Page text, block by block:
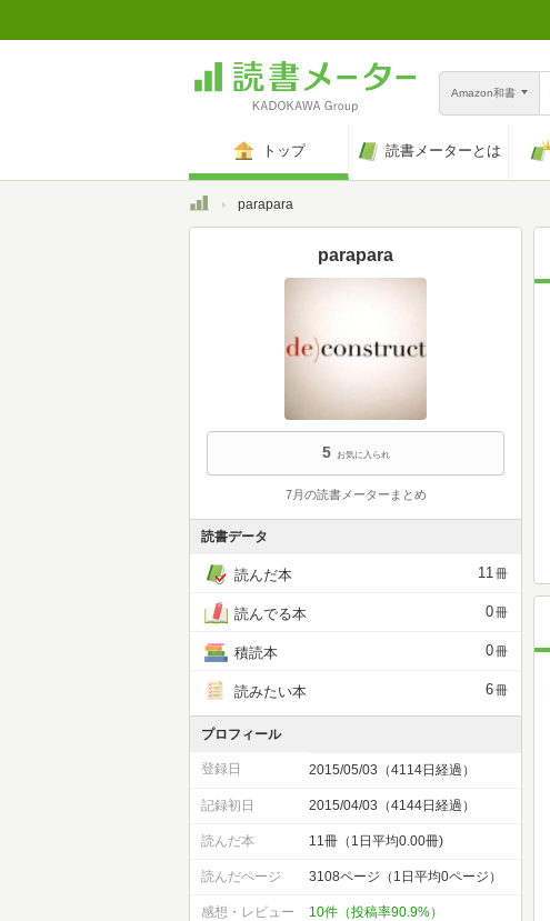
Amazon和書
トップ 読書メーターとは
トップparapara
parapara
5 お気に入られ
7月の読書メーターまとめ
読書データ
読んだ本 11冊
読んでる本 0冊
積読本 0冊
読みたい本 6冊
プロフィール
登録日 2015/05/03（4114日経過）
記録初日 2015/04/03（4144日経過）
読んだ本 11冊（1日平均0.00冊)
読んだページ 3108ページ（1日平均0ページ）
感想・レビュー 10件（投稿率90.9%）